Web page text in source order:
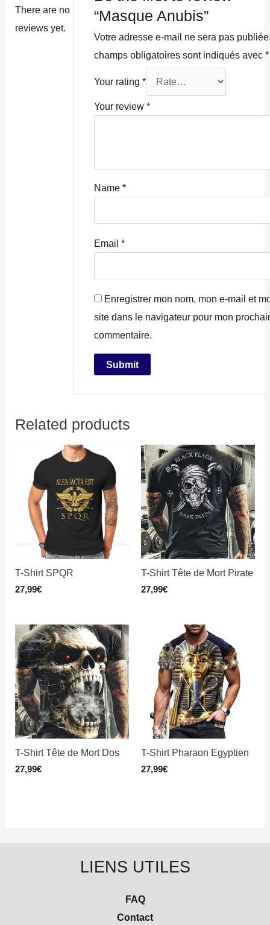
There are no
reviews yet.
“Masque Anubis”
Votre adresse e-mail ne sera pas
champs obligatoires sont indiqués avec*
Your rating*
Your review*
Name*
Email*
Enregistrer mon nom, mon e-mail et
site dans le navigateur pour mon
commentaire.
Related products
T-Shirt SPQR
27,99€
T-Shirt Tête de Mort Pirate
27,99€
T-Shirt Tête de Mort Dos
27,99€
T-Shirt Pharaon Egyptien
27,99€
LIENS UTILES
FAQ
Contact